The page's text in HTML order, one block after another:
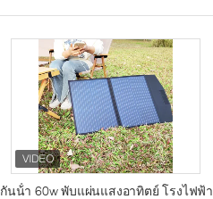
กันน้ํา 60w พับแผ่นแสงอาทิตย์ โรงไฟฟ้า